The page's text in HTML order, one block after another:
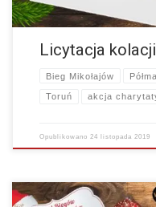
Licytacja
Bieg Mikołajów
Toruń akcja
Opublikowano24 listopada 2019